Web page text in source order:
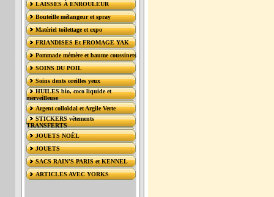
LAISSES À ENROULEUR
Bouteille mélangeur et spray
Matériel toilettage et expo
FRIANDISES Et FROMAGE YAK
Pommade mémère et baume coussinets
SOINS DU POIL
Soins dents oreilles yeux
HUILES bio, coco liquide et
merveilleuse
Argent colloïdal et Argile Verte
STICKERS vêtements
TRANSFERTS
JOUETS NOËL
JOUETS
SACS RAIN’S PARIS et KENNEL
ARTICLES AVEC YORKS